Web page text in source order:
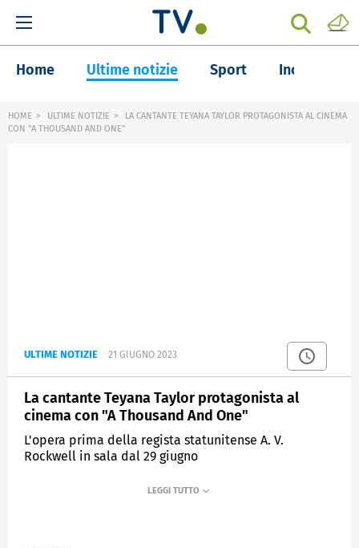
Home Ultime notizie Sport Inchieste
HOME ULTIME NOTIZIE
LA CANTANTE TEYANA TAYLOR PROTAGONISTA AL CINEMA
CON "A THOUSAND AND ONE"
ULTIME NOTIZIE 21 GIUGNO 2023
La cantante Teyana Taylor protagonista al
cinema con "A Thousand And One"
L'opera prima della regista statunitense A. V.
Rockwell in sala dal 29 giugno
TGCOM24